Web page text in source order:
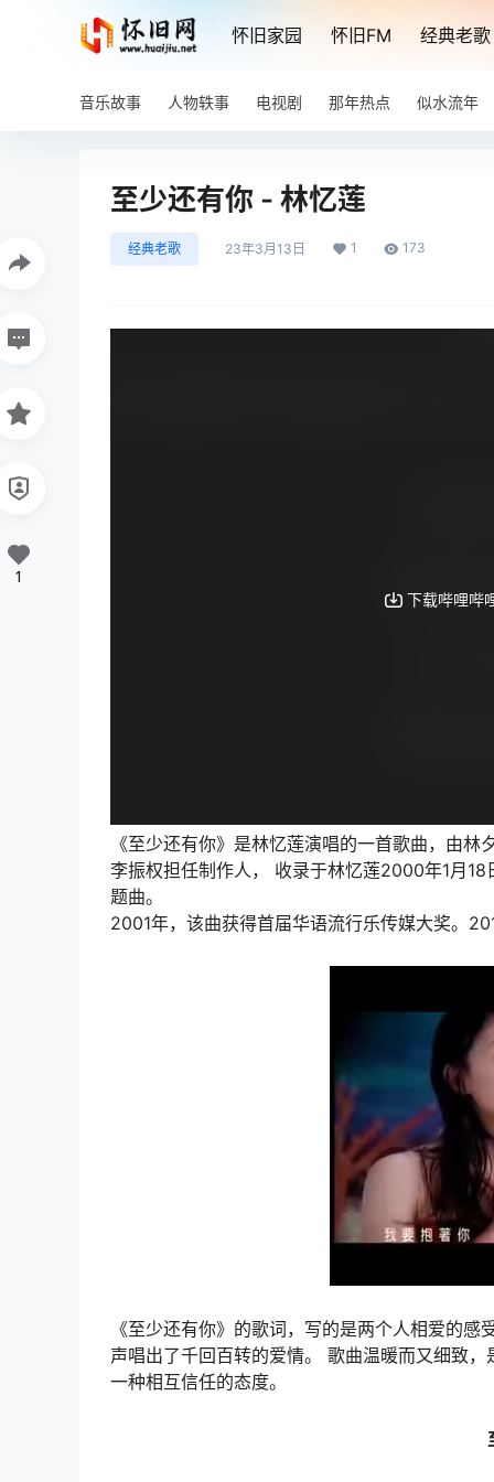
怀旧家园 怀旧FM 经典老歌
音乐故事 人物轶事 电视剧 那年热点 似水流年
至少还有你 - 林忆莲
经典老歌 23年3月13日 1 173
《至少还有你》是林忆莲演唱的一首歌曲，由
李振权担任制作人， 收录于林忆莲2000年1月
题曲。
2001年，该曲获得首届华语流行乐传媒大奖。
《至少还有你》的歌词，写的是两个人相爱的
声唱出了千回百转的爱情。 歌曲温暖而又细致
一种相互信任的态度。
1